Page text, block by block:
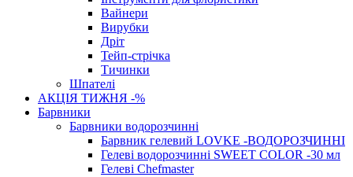
Вайнери
Вирубки
Дріт
Тейп-стрічка
Тичинки
Шпателі
АКЦІЯ ТИЖНЯ -%
Барвники
Барвники водорозчинні
Барвник гелевий LOVKE -ВОДОРОЗЧИННІ
Гелеві водорозчинні SWEET COLOR -30 мл
Гелеві Chefmaster